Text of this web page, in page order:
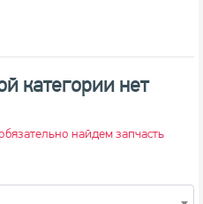
категории нет
найдем запчасть